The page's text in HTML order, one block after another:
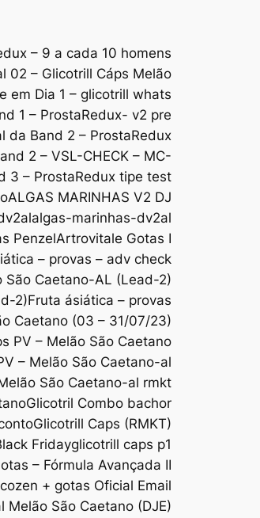
– 9 a cada 10 homens
02 – Glicotrill Cáps Melão
em Dia 1 – glicotrill whats
1 – ProstaRedux- v2 pre
da Band 2 – ProstaRedux
2 – VSL-CHECK – MC-
3 – ProstaRedux tipe test
ALGAS MARINHAS V2 DJ
algas-marinhas-dv2al
PenzelArtrovitale Gotas I
– provas – adv check
São Caetano-AL (Lead-2)
2)Fruta ásiática – provas
Caetano (03 – 31/07/23)
PV – Melão São Caetano
– Melão São Caetano-al
São Caetano-al rmkt
Glicotril Combo bachor
Glicotrill Caps (RMKT)
Fridayglicotrill caps p1
– Fórmula Avançada II
+ gotas Oficial Email
Melão São Caetano (DJE)